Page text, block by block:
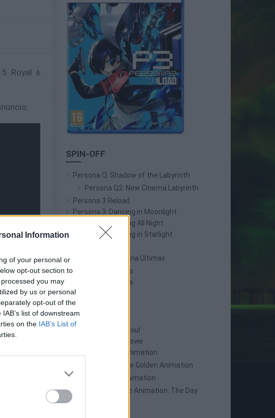
Information
of your personal or
opt-out section to
you may
by us or personal
opt-out of the
list of downstream
on the IAB’s List of
Royal è
e di
4. Atlus
SPIN-OFF
Persona Q: Shadow of the Labyrinth
Persona Q2: New Cinema Labyrinth
Persona 3 Reload
Persona 3: Dancing in Moonlight
Persona 4: Dancing All Night
Persona 5: Dancing in Starlight
Persona 4 Arena Ultimax
Persona 5 Strikers
Persona 5 Tactica
Persona: Trinity Soul
Persona 3: The Movie
Persona 4: The Animation
Persona 4: The Golden Animation
Persona 5 The Animation
Persona 5 The Animation: The Day